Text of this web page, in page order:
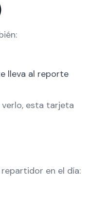
lleva al reporte
esta tarjeta
en el día: